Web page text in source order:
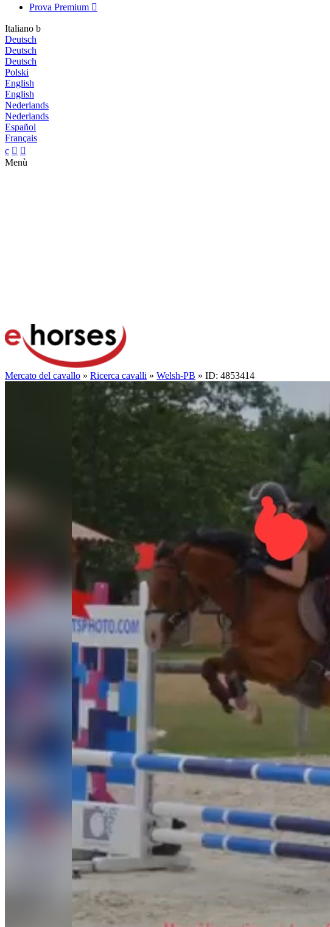
Prova Premium 
Italiano b
Deutsch
Deutsch
Deutsch
Polski
English
English
Nederlands
Nederlands
Español
Français
c  
Menù
Mercato del cavallo » Ricerca cavalli » Welsh-PB » ID: 4853414